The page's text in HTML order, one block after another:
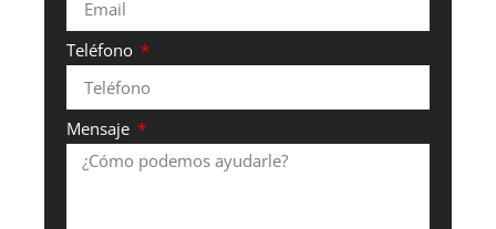
Teléfono
Mensaje